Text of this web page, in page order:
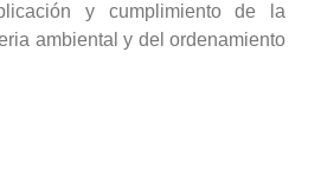
y cumplimiento de la
ambiental y del ordenamiento